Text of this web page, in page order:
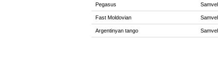
Pegasus
Fast Moldovian
Argentinyan tango